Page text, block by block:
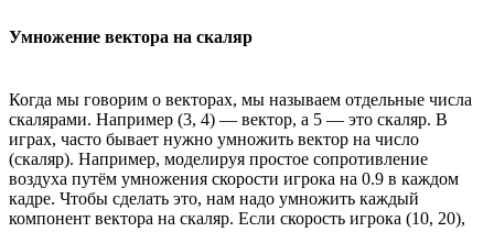
Умножение вектора на скаляр
Когда мы говорим о векторах, мы называем отдельные числа
скалярами. Например (3, 4) — вектор, а 5 — это скаляр. В
играх, часто бывает нужно умножить вектор на число
(скаляр). Например, моделируя простое сопротивление
воздуха путём умножения скорости игрока на 0.9 в каждом
кадре. Чтобы сделать это, нам надо умножить каждый
компонент вектора на скаляр. Если скорость игрока (10, 20),